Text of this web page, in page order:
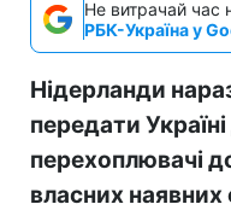
Не витрачай час
РБК-Україна у
Нідерланди
передати
перехоплювачі
власних наявних